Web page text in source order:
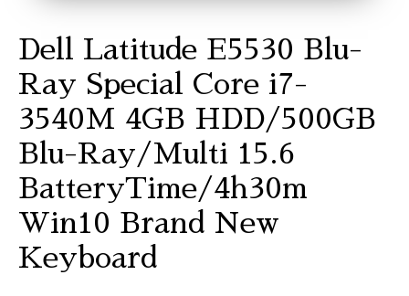
Dell Latitude E5530 Blu-
Ray Special Core i7-
3540M 4GB HDD/500GB
Blu-Ray/Multi 15.6
BatteryTime/4h30m
Win10 Brand New
Keyboard